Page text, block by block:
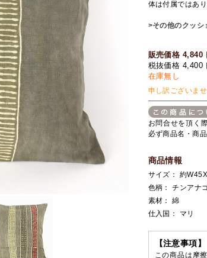
体は付属ではあ
>その他のクッシ
販売価格 4,840
税抜価格 4,400
在庫無し
申し訳ございま
お問合せを頂く
必ず商品名・商
商品情報
サイズ： 約
色柄： チンアナ
素材： 綿
仕入国： マリ
【注意事項】
この商品は摩